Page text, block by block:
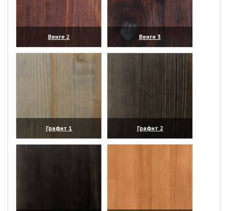
Венге 2
(увеличить)
Венге 3
(увеличить)
Графит 1
(увеличить)
Графит 2
(увеличить)